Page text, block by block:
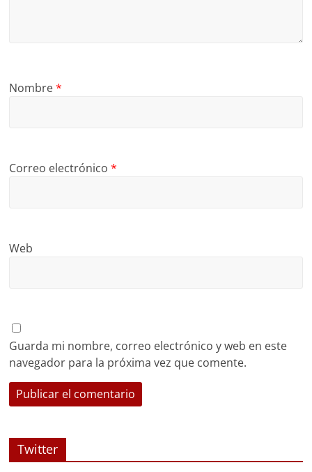
Nombre*
Correo electrónico*
Web
Guarda mi nombre, correo electrónico y web en este
navegador para la próxima vez que comente.
Twitter